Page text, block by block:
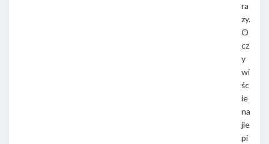
ra
zy.
O
cz
y
wi
śc
ie
na
jle
pi